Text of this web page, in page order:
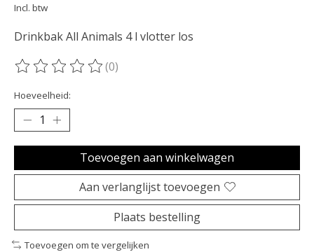
Incl. btw
Drinkbak All Animals 4 l vlotter los
De beoordeling van dit product is
(0)
Hoeveelheid:
Toevoegen aan winkelwagen
Aan verlanglijst toevoegen
Plaats bestelling
Toevoegen om te vergelijken